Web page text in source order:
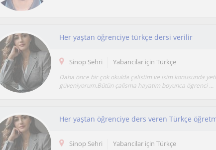
Her yaştan öğrenciye türkçe dersi verilir
Sinop Sehri Yabancilar için Türkçe
Daha önce bir çok okulda çalistim ve isim konusunda
güveniyorum.Bütün çalisma hayatim boyunca ögrenci ...
Her yaştan öğrenciye ders veren Türkçe
Sinop Sehri Yabancilar için Türkçe